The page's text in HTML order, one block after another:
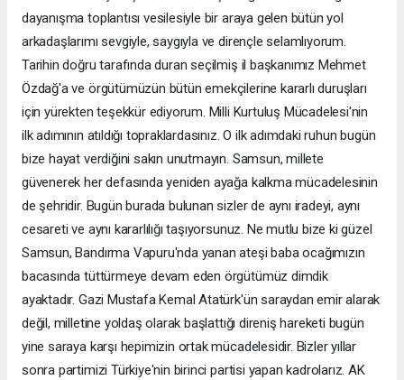
dayanışma toplantısı vesilesiyle bir araya gelen bütün yol
arkadaşlarımı sevgiyle, saygıyla ve dirençle selamlıyorum.
Tarihin doğru tarafında duran seçilmiş il başkanımız Mehmet
Özdağ'a ve örgütümüzün bütün emekçilerine kararlı duruşları
için yürekten teşekkür ediyorum. Milli Kurtuluş Mücadelesi'nin
ilk adımının atıldığı topraklardasınız. O ilk adımdaki ruhun bugün
bize hayat verdiğini sakın unutmayın. Samsun, millete
güvenerek her defasında yeniden ayağa kalkma mücadelesinin
de şehridir. Bugün burada bulunan sizler de aynı iradeyi, aynı
cesareti ve aynı kararlılığı taşıyorsunuz. Ne mutlu bize ki güzel
Samsun, Bandırma Vapuru'nda yanan ateşi baba ocağımızın
bacasında tüttürmeye devam eden örgütümüz dimdik
ayaktadır. Gazi Mustafa Kemal Atatürk'ün saraydan emir alarak
değil, milletine yoldaş olarak başlattığı direniş hareketi bugün
yine saraya karşı hepimizin ortak mücadelesidir. Bizler yıllar
sonra partimizi Türkiye'nin birinci partisi yapan kadrolarız. AK